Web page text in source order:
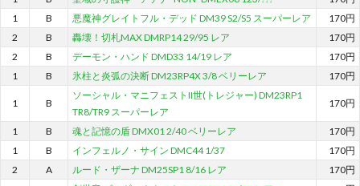
1
B 悪魔神グレイトフル・デッド DM39 S2/S5 スーパーレア
170円
2
B 轟壊！切札MAX DMRP14 29/95 レア
170円
2
B デーモン・ハンド DMD33 14/19 レア
170円
1
B 氷柱と炎弧の決断 DM23RP4X 3/8 ベリーレア 170円
1 B
ソーシャル・マニフェストII世(トレジャー) DM23RP1
TR8/TR9 スーパーレア
170円
1 B 魂と記憶の盾 DMX01 2/40 ベリーレア
170円
1
B インフェルノ・サイン DMC44 1/37
170円
2
A ルード・ザーナ DM25SP1 8/16 レア
170円